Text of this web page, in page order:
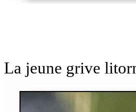
La jeune grive